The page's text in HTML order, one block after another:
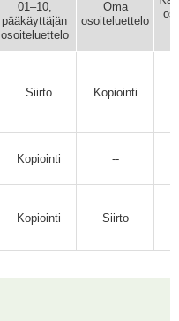
01–10,
pääkäyttäjän
osoiteluettelo
Oma
osoiteluettelo
Siirto Kopiointi
Kopiointi --
Kopiointi Siirto